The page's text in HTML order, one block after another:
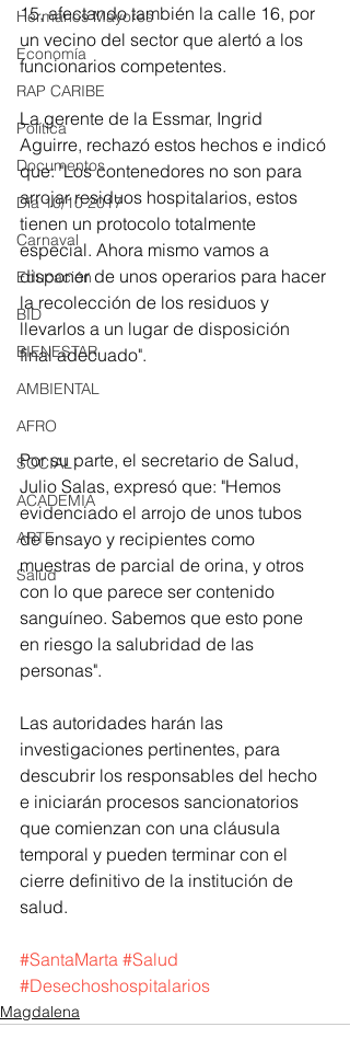
Hermanos Mayores
Economía
RAP CARIBE
Política
Documentos
Día 10/10 2017
Carnaval
Educación
BID
BIENESTAR
AMBIENTAL
AFRO
SOCIAL
ACADEMIA
ARTE
Salud
15, afectando también la calle 16, por
un vecino del sector que alertó a los
funcionarios competentes.
La gerente de la Essmar, Ingrid
Aguirre, rechazó estos hechos e indicó
que: "Los contenedores no son para
arrojar residuos hospitalarios, estos
tienen un protocolo totalmente
especial. Ahora mismo vamos a
disponer de unos operarios para hacer
la recolección de los residuos y
llevarlos a un lugar de disposición
final adecuado".
Por su parte, el secretario de Salud,
Julio Salas, expresó que: "Hemos
evidenciado el arrojo de unos tubos
de ensayo y recipientes como
muestras de parcial de orina, y otros
con lo que parece ser contenido
sanguíneo. Sabemos que esto pone
en riesgo la salubridad de las
personas".
Las autoridades harán las
investigaciones pertinentes, para
descubrir los responsables del hecho
e iniciarán procesos sancionatorios
que comienzan con una cláusula
temporal y pueden terminar con el
cierre definitivo de la institución de
salud.
#SantaMarta #Salud
#Desechoshospitalarios
Magdalena